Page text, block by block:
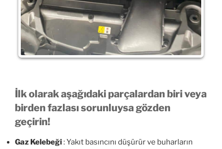
İlk olarak aşağıdaki parçalardan biri veya
birden fazlası sorunluysa gözden
geçirin!
Gaz Kelebeği: Yakıt basıncını düşürür ve buharların